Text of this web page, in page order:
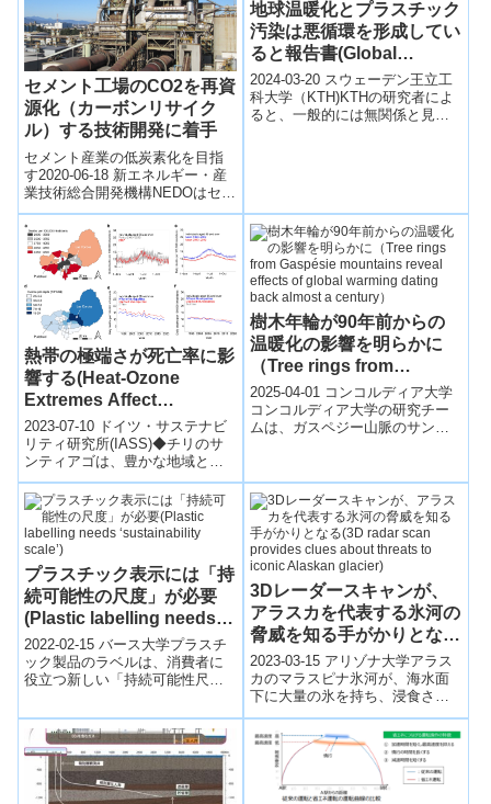
セメント工場のCO2を再資
源化（カーボンリサイク
ル）する技術開発に着手
セメント産業の低炭素化を目指
す2020-06-18 新エネルギー・産
業技術総合開発機構NEDOはセメ
ント製造プロセスで排出される
CO2を再資源化し、セメント原
料...
地球温暖化とプラスチック
汚染は悪循環を形成してい
ると報告書(Global
warming and plastic
pollution create vicious
circle, report says
2024-03-20 スウェーデン王立工
科大学（KTH)KTHの研究者によ
ると、一般的には無関係と見ら
熱帯の極端さが死亡率に影
響する(Heat-Ozone
Extremes Affect
Mortality)
2023-07-10 ドイツ・サステナビ
リティ研究所(IASS)◆チリのサ
ンティアゴは、豊かな地域と貧
困地域があり、気候変動による
熱波とオゾン汚染が深刻な問題
と...
樹木年輪が90年前からの
温暖化の影響を明らかに
（Tree rings from
Gaspésie mountains
reveal effects of global
warming dating back
2025-04-01 コンコルディア大学​
コンコルディア大学の研究チー
ムは、ガスペジー山脈のサント
積...
プラスチック表示には「持
続可能性の尺度」が必要
(Plastic labelling needs
‘sustainability scale’)
2022-02-15 バース大学プラスチ
ック製品のラベルは、消費者に
役立つ新しい「持続可能性尺
要である、と研究者は述べてい
る。Lab...
3Dレーダースキャンが、
アラスカを代表する氷河の
脅威を知る手がかりとなる
(3D radar scan provides
clues about threats to
iconic Alaskan glacier)
2023-03-15 アリゾナ大学アラス
カのマラスピナ氷河が、海水面
下に大量の氷を持ち、浸食され
やすい地形であることが、新た
な調査で明らかになった。この
地形の脆...